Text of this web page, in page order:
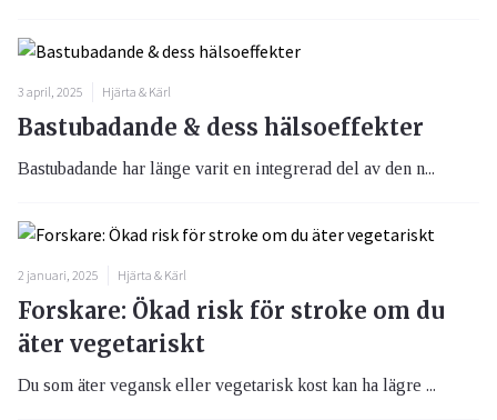
3 april, 2025 Hjärta & Kärl
Bastubadande & dess hälsoeffekter
Bastubadande har länge varit en integrerad del av den n...
2 januari, 2025 Hjärta & Kärl
Forskare: Ökad risk för stroke om du
äter vegetariskt
Du som äter vegansk eller vegetarisk kost kan ha lägre ...